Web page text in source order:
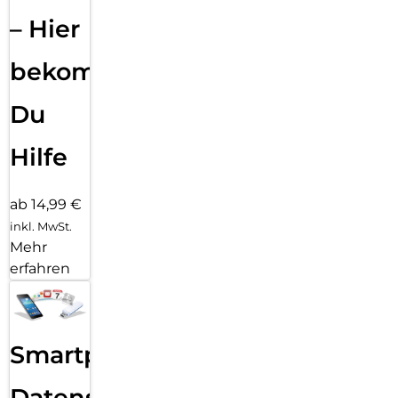
– Hier
bekommst
Du
Hilfe
ab 14,99 €
inkl. MwSt.
Mehr
erfahren
Smartphone